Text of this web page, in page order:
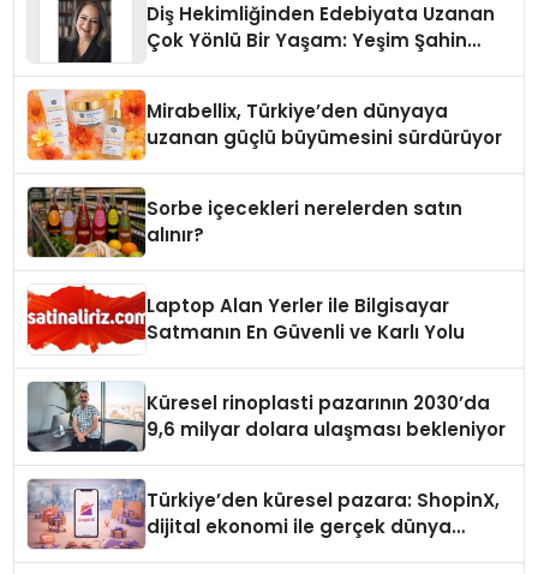
Diş Hekimliğinden Edebiyata Uzanan
Çok Yönlü Bir Yaşam: Yeşim Şahin
Mirabellix, Türkiye’den dünyaya
uzanan güçlü büyümesini sürdürüyor
Sorbe içecekleri nerelerden satın
alınır?
Laptop Alan Yerler ile Bilgisayar
Satmanın En Güvenli ve Karlı Yolu
Küresel rinoplasti pazarının 2030’da
9,6 milyar dolara ulaşması bekleniyor
Türkiye’den küresel pazara: ShopinX,
dijital ekonomi ile gerçek dünya